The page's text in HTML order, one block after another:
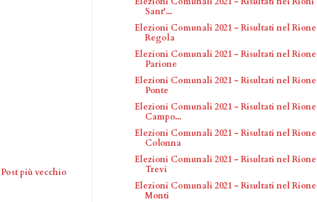
Post più vecchio
Sant'...
Elezioni Comunali 2021 - Risultati nel Rione
Regola
Elezioni Comunali 2021 - Risultati nel Rione
Parione
Elezioni Comunali 2021 - Risultati nel Rione
Ponte
Elezioni Comunali 2021 - Risultati nel Rione
Campo...
Elezioni Comunali 2021 - Risultati nel Rione
Colonna
Elezioni Comunali 2021 - Risultati nel Rione
Trevi
Elezioni Comunali 2021 - Risultati nel Rione
Monti